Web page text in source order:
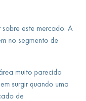
este mercado. A
no segmento de
muito parecido
surgir quando uma
de